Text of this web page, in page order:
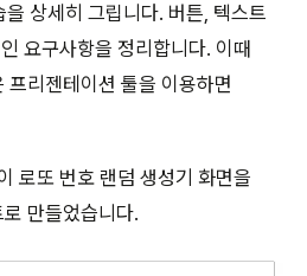
상세히 그립니다. 버튼, 텍스트
요구사항을 정리합니다. 이때
프리젠테이션 툴을 이용하면
로또 번호 랜덤 생성기 화면을
만들었습니다.